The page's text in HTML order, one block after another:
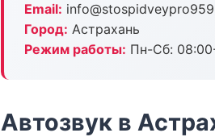
Email:
Город: Астрахань
Режим работы: Пн-Сб:
Автозвук в